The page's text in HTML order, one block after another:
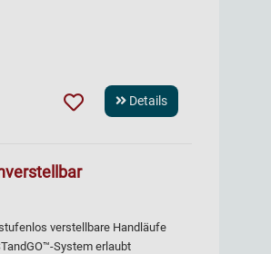
Details
verstellbare Handläufe
System erlaubt